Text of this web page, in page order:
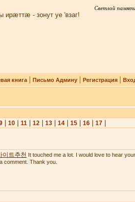
Светлой
- зонут уе 'взаг!
книга| Письмо Админу| Регистрация|
| 10| 11| 12| 13| 14| 15| 16| 17|
이트추천 It touched me a lot. I would love to hear
comment. Thank you.